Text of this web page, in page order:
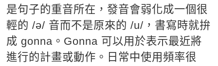
是句子的重音所在，發音會弱化成一個很
輕的 /ə/ 音而不是原來的 /u/，書寫時就拚
成 gonna。Gonna 可以用於表示最近將
進行的計畫或動作。日常中使用頻率很